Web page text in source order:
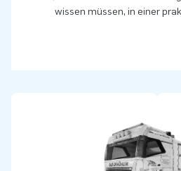
wissen müssen, in einer